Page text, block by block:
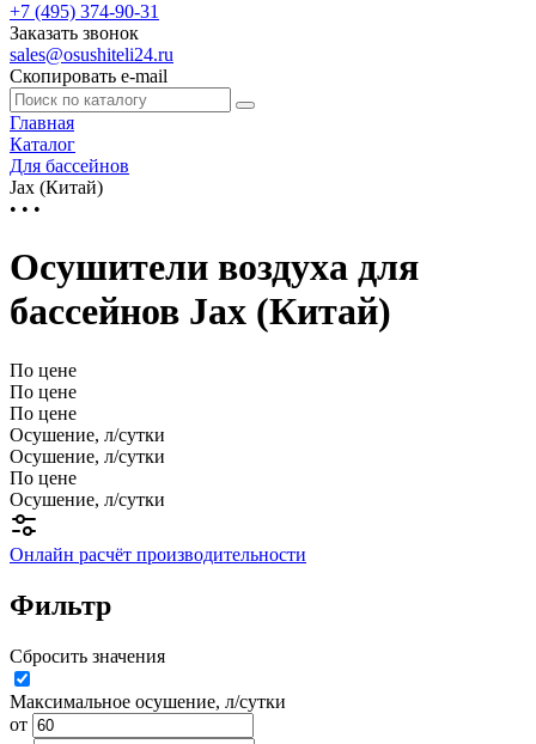
+7 (495) 374-90-31
Заказать звонок
sales@osushiteli24.ru
Скопировать e-mail
Главная
Каталог
Для бассейнов
Jax (Китай)
• • •
Осушители воздуха для
бассейнов Jax (Китай)
По цене
По цене
По цене
Осушение, л/сутки
Осушение, л/сутки
По цене
Осушение, л/сутки
Онлайн расчёт производительности
Фильтр
Сбросить значения
Максимальное осушение, л/сутки
от